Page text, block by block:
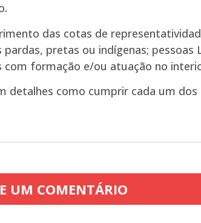
das cotas de
pardas, pretas ou indígenas; pessoas
com formação e/ou atuação no
detalhes como cumprir cada um
UM COMENTÁRIO